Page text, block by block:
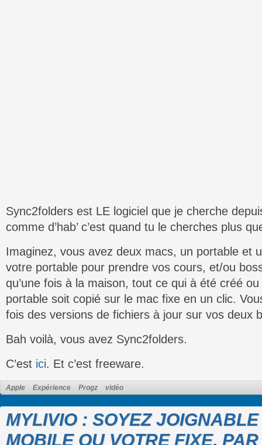
Sync2folders est LE logiciel que je cherche
comme d’hab’ c’est quand tu le cherches plus
Imaginez, vous avez deux macs, un portable et
votre portable pour prendre vos cours, et/ou
qu’une fois à la maison, tout ce qui à été créé
portable soit copié sur le mac fixe en un clic.
fois des versions de fichiers à jour sur vos deux
Bah voilà, vous avez Sync2folders.
C’est ici. Et c’est freeware.
Apple Expérience Progz vidéo
MYLIVIO : SOYEZ
MOBILE OU VOTRE FIXE,